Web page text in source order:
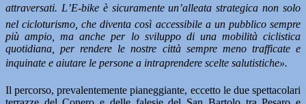
attraversati. L’E-bike è sicuramente un’alleata strategica non solo
nel cicloturismo, che diventa così accessibile a un pubblico sempre
più ampio, ma anche per lo sviluppo di una mobilità ciclistica
quotidiana, per rendere le nostre città sempre meno trafficate e
inquinate e aiutare le persone a intraprendere scelte salutistiche».
Il percorso, prevalentemente pianeggiante, eccetto le due spettacolari